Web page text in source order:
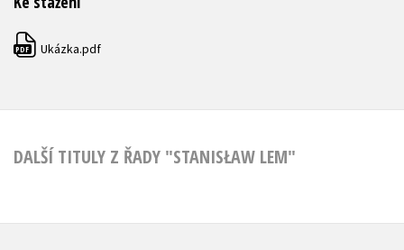
PDF Ukázka.pdf
DALŠÍ TITULY Z ŘADY "STANISŁAW LEM"